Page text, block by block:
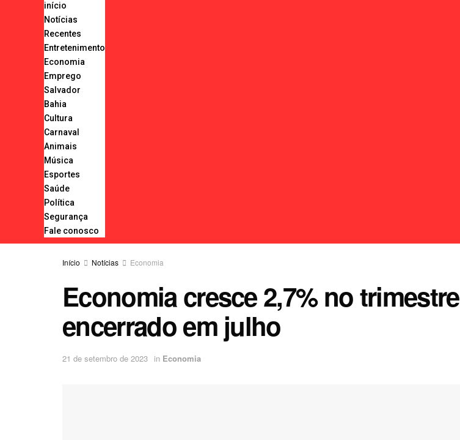
início
Notícias
Recentes
Entretenimento
Economia
Emprego
Salvador
Bahia
Cultura
Carnaval
Animais
Música
Esportes
Saúde
Política
Segurança
Fale conosco
Início Notícias Economia
Economia cresce 2,7% no trimestre
encerrado em julho
21 de setembro de 2023 in Economia